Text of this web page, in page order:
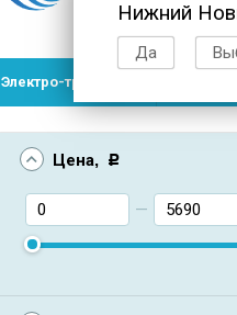
Нижний
Да
Электро-транспорт
Цена , Р
—